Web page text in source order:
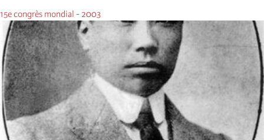
15e congrès mondial - 2003